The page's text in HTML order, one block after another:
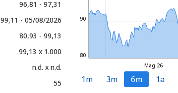
96,81 - 97,31
99,11 - 05/08/2026
80,93 - 99,13
99,13 x 1.000
n.d. x n.d.
55
Mag 26
80
90
1m 3m 6m 1a